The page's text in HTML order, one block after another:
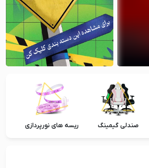
صندلی گیمینگ ریسه های نورپردازی